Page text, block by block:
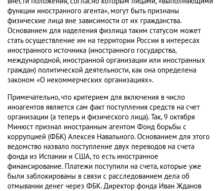
функции иностранного агента», могут быть признаны
физические лица вне зависимости от их гражданства.
Основанием для наделения физлица таким статусом может
стать осуществление им на территории России в интересах
иностранного источника (иностранного государства,
международной, иностранной организации или иностранных
граждан) политической деятельности, как она определена
законом «О некоммерческих организациях».
Примечательно, что критерием для включения в число
иноагентов является сам факт поступления средств на счет
организации (а теперь и физического лица). Так, 9 октября
Минюст признал иностранным агентом Фонд борьбы с
коррупцией (ФБК) Алексея Навального. Основанием для этого
ведомство назвало поступление двух переводов на счета
фонда из Испании и США, то есть иностранное
финансирование. Платежи поступили на счета, которые уже
были заблокированы в связи с расследованием дела об
отмывании денег через ФБК. Директор фонда Иван Жданов